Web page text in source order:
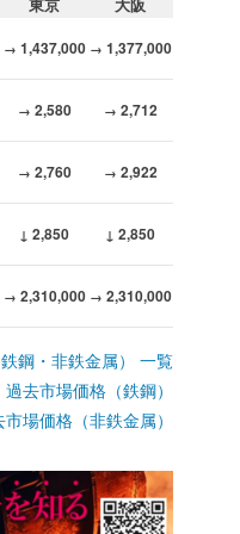
→ 1,437,000 → 1,377,000
→ 2,580 → 2,712
→ 2,760 → 2,922
↓ 2,850 ↓ 2,850
→ 2,310,000 → 2,310,000
鋼・非鉄金属） 一覧
過去市場価格（鉄鋼）
場価格（非鉄金属）